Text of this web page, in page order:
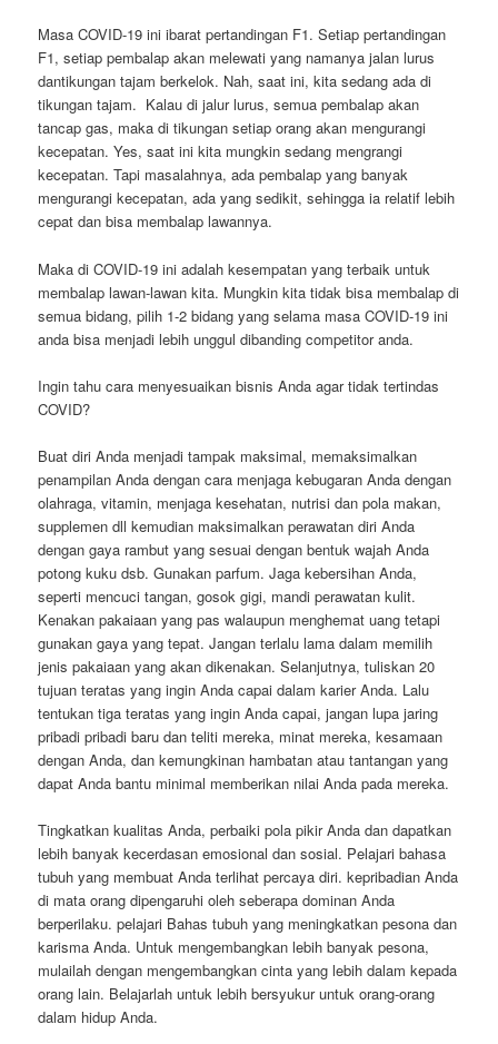
Masa COVID-19 ini ibarat pertandingan F1. Setiap pertandingan
F1, setiap pembalap akan melewati yang namanya jalan lurus
dantikungan tajam berkelok. Nah, saat ini, kita sedang ada di
tikungan tajam. Kalau di jalur lurus, semua pembalap akan
tancap gas, maka di tikungan setiap orang akan mengurangi
kecepatan. Yes, saat ini kita mungkin sedang mengrangi
kecepatan. Tapi masalahnya, ada pembalap yang banyak
mengurangi kecepatan, ada yang sedikit, sehingga ia relatif lebih
cepat dan bisa membalap lawannya.
Maka di COVID-19 ini adalah kesempatan yang terbaik untuk
membalap lawan-lawan kita. Mungkin kita tidak bisa membalap di
semua bidang, pilih 1-2 bidang yang selama masa COVID-19 ini
anda bisa menjadi lebih unggul dibanding competitor anda.
Ingin tahu cara menyesuaikan bisnis Anda agar tidak tertindas
COVID?
Buat diri Anda menjadi tampak maksimal, memaksimalkan
penampilan Anda dengan cara menjaga kebugaran Anda dengan
olahraga, vitamin, menjaga kesehatan, nutrisi dan pola makan,
supplemen dll kemudian maksimalkan perawatan diri Anda
dengan gaya rambut yang sesuai dengan bentuk wajah Anda
potong kuku dsb. Gunakan parfum. Jaga kebersihan Anda,
seperti mencuci tangan, gosok gigi, mandi perawatan kulit.
Kenakan pakaiaan yang pas walaupun menghemat uang tetapi
gunakan gaya yang tepat. Jangan terlalu lama dalam memilih
jenis pakaiaan yang akan dikenakan. Selanjutnya, tuliskan 20
tujuan teratas yang ingin Anda capai dalam karier Anda. Lalu
tentukan tiga teratas yang ingin Anda capai, jangan lupa jaring
pribadi pribadi baru dan teliti mereka, minat mereka, kesamaan
dengan Anda, dan kemungkinan hambatan atau tantangan yang
dapat Anda bantu minimal memberikan nilai Anda pada mereka.
Tingkatkan kualitas Anda, perbaiki pola pikir Anda dan dapatkan
lebih banyak kecerdasan emosional dan sosial. Pelajari bahasa
tubuh yang membuat Anda terlihat percaya diri. kepribadian Anda
di mata orang dipengaruhi oleh seberapa dominan Anda
berperilaku. pelajari Bahas tubuh yang meningkatkan pesona dan
karisma Anda. Untuk mengembangkan lebih banyak pesona,
mulailah dengan mengembangkan cinta yang lebih dalam kepada
orang lain. Belajarlah untuk lebih bersyukur untuk orang-orang
dalam hidup Anda.